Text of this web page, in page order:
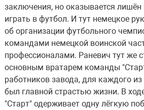
заключения, но оказывается
играть в футбол. И тут немецкое
об организации футбольного
командами немецкой воинской
профессионалами. Раневич тут же
основным вратарем команды
работников завода, для каждого
был главной страстью жизни. В
"Старт" одерживает одну лёгкую